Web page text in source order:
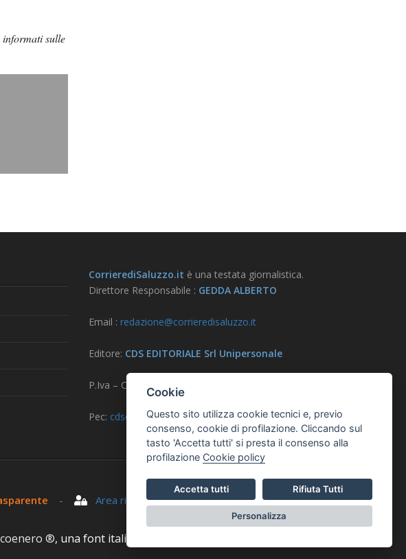
sulle
CorrierediSaluzzo.it è una testata giornalistica.
Direttore Responsabile : GEDDA ALBERTO
Email : redazione@corrieredisaluzzo.it
Editore: CDS EDITORIALE Srl Unipersonale
P.Iva – CF – Reg. Imprese CN 03733570042
Pec: cdseditoriale@pec.it
- Area riservata
®, una font italiana ad Alta Leggibilità.
Cookie
Questo sito utilizza cookie tecnici e, previo
consenso, cookie di profilazione. Cliccando sul
tasto 'Accetta tutti' si presta il consenso alla
profilazione Cookie policy
Accetta tutti Rifiuta Tutti
Personalizza